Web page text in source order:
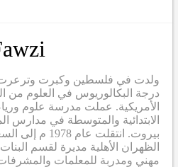
ولدت في فلسطين وكبرت
درجة البكالوريوس في العلوم من
الأمريكية. عملت مدرسة علوم
الابتدائية والمتوسطة في مدارس
بيروت. انتقلت
الظهران الأهلية مديرة لقسم